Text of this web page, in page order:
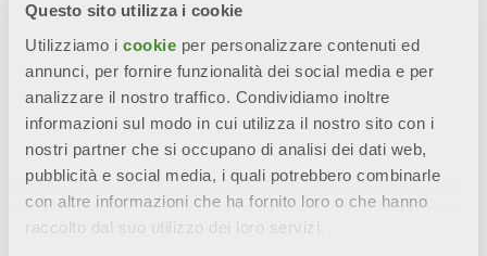
Questo sito utilizza i cookie
Utilizziamo i cookie per personalizzare contenuti ed
annunci, per fornire funzionalità dei social media e per
analizzare il nostro traffico. Condividiamo inoltre
informazioni sul modo in cui utilizza il nostro sito con i
nostri partner che si occupano di analisi dei dati web,
pubblicità e social media, i quali potrebbero combinarle
con altre informazioni che ha fornito loro o che hanno
raccolto dal suo utilizzo dei loro servizi.
Documentazione
Tutti i modelliBLITZ SUPER B4sono
garantiti10 anni dalla data di
installazione da difetti di